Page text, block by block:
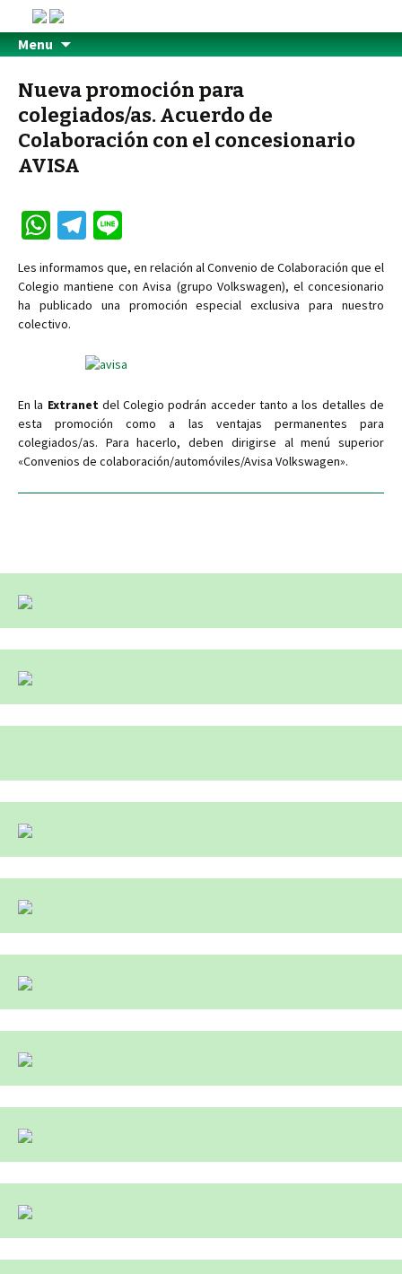
Menu
Nueva promoción para
colegiados/as. Acuerdo de
Colaboración con el concesionario
AVISA
W
h
at
sA
p
Te
gr
a
e
Les informamos que, en relación al Convenio de Colaboración que el
Colegio mantiene con Avisa (grupo Volkswagen), el concesionario
ha publicado una promoción especial exclusiva para nuestro
colectivo.
En la Extranetdel Colegio podrán acceder tanto a los detalles de
esta promoción como a las ventajas permanentes para
colegiados/as. Para hacerlo, deben dirigirse al menú superior
«Convenios de colaboración/automóviles/Avisa Volkswagen».